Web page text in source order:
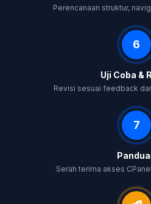
Perencanaan struktur,
6
Uji Coba &
Revisi sesuai feedback
7
Serah terima akses